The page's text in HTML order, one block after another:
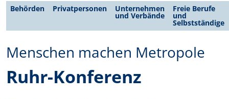
Behörden Privatpersonen Unternehmen
und Verbände
Freie Berufe
und
Selbstständige
Menschen machen Metropole
Ruhr-Konferenz